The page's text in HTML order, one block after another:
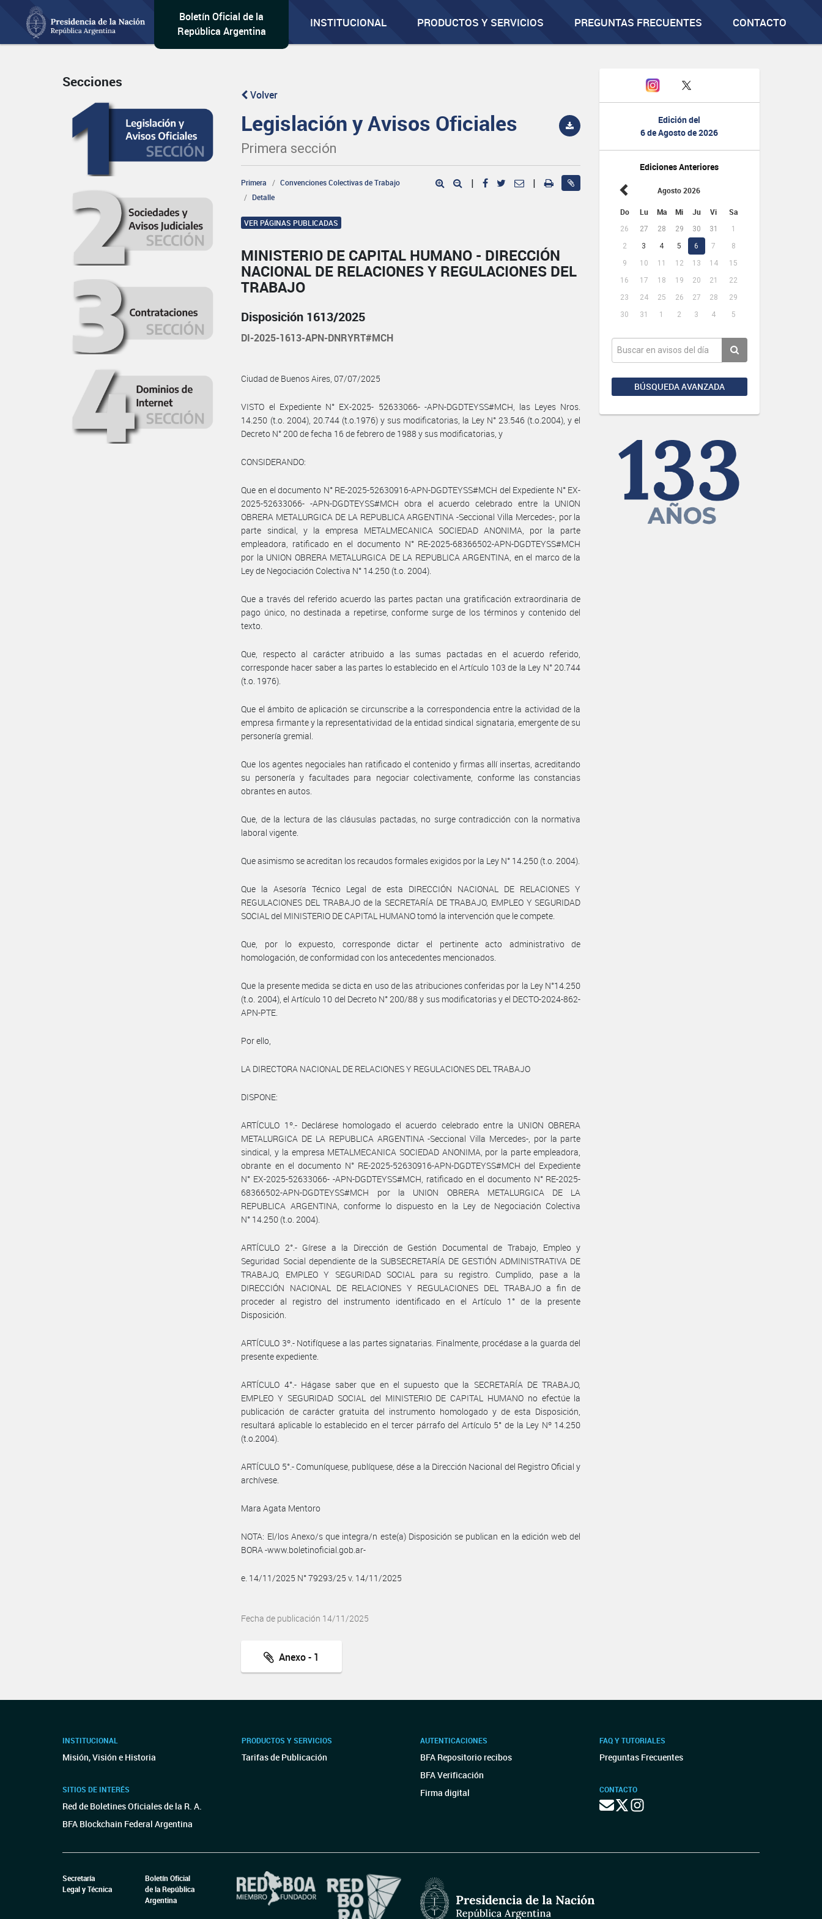
Boletín Oficial de la
República Argentina
INSTITUCIONAL PRODUCTOS Y SERVICIOS PREGUNTAS FRECUENTES CONTACTO
Edición del
6 de Agosto de 2026
Ediciones Anteriores
Agosto 2026
Do Lu Ma Mi Ju Vi Sa
26 27 28 29 30 31
1
2
3 4 5 6 7
8
9
10 11 12 13 14
15
16
17 18 19 20 21
22
23
24 25 26 27 28
29
30
31 1 2 3 4 5
BÚSQUEDA AVANZADA
Secciones
Volver
Legislación y Avisos Oficiales
Primera sección
Primera
Convenciones Colectivas de Trabajo
Detalle
| |
VER PÁGINAS PUBLICADAS
MINISTERIO DE CAPITAL HUMANO - DIRECCIÓN
NACIONAL DE RELACIONES Y REGULACIONES DEL
TRABAJO
Disposición 1613/2025
DI-2025-1613-APN-DNRYRT#MCH
Ciudad de Buenos Aires, 07/07/2025
VISTO el Expediente N° EX-2025- 52633066- -APN-DGDTEYSS#MCH, las Leyes Nros.
14.250 (t.o. 2004), 20.744 (t.o.1976) y sus modificatorias, la Ley N° 23.546 (t.o.2004), y el
Decreto N° 200 de fecha 16 de febrero de 1988 y sus modificatorias, y
CONSIDERANDO:
Que en el documento N° RE-2025-52630916-APN-DGDTEYSS#MCH del Expediente N° EX-
2025-52633066- -APN-DGDTEYSS#MCH obra el acuerdo celebrado entre la UNION
OBRERA METALURGICA DE LA REPUBLICA ARGENTINA -Seccional Villa Mercedes-, por la
parte sindical, y la empresa METALMECANICA SOCIEDAD ANONIMA, por la parte
empleadora, ratificado en el documento N° RE-2025-68366502-APN-DGDTEYSS#MCH
por la UNION OBRERA METALURGICA DE LA REPUBLICA ARGENTINA, en el marco de la
Ley de Negociación Colectiva N° 14.250 (t.o. 2004).
Que a través del referido acuerdo las partes pactan una gratificación extraordinaria de
pago único, no destinada a repetirse, conforme surge de los términos y contenido del
texto.
Que, respecto al carácter atribuido a las sumas pactadas en el acuerdo referido,
corresponde hacer saber a las partes lo establecido en el Artículo 103 de la Ley N° 20.744
(t.o. 1976).
Que el ámbito de aplicación se circunscribe a la correspondencia entre la actividad de la
empresa firmante y la representatividad de la entidad sindical signataria, emergente de su
personería gremial.
Que los agentes negociales han ratificado el contenido y firmas allí insertas, acreditando
su personería y facultades para negociar colectivamente, conforme las constancias
obrantes en autos.
Que, de la lectura de las cláusulas pactadas, no surge contradicción con la normativa
laboral vigente.
Que asimismo se acreditan los recaudos formales exigidos por la Ley N° 14.250 (t.o. 2004).
Que la Asesoría Técnico Legal de esta DIRECCIÓN NACIONAL DE RELACIONES Y
REGULACIONES DEL TRABAJO de la SECRETARÍA DE TRABAJO, EMPLEO Y SEGURIDAD
SOCIAL del MINISTERIO DE CAPITAL HUMANO tomó la intervención que le compete.
Que, por lo expuesto, corresponde dictar el pertinente acto administrativo de
homologación, de conformidad con los antecedentes mencionados.
Que la presente medida se dicta en uso de las atribuciones conferidas por la Ley N°14.250
(t.o. 2004), el Artículo 10 del Decreto N° 200/88 y sus modificatorias y el DECTO-2024-862-
APN-PTE.
Por ello,
LA DIRECTORA NACIONAL DE RELACIONES Y REGULACIONES DEL TRABAJO
DISPONE:
ARTÍCULO 1º.- Declárese homologado el acuerdo celebrado entre la UNION OBRERA
METALURGICA DE LA REPUBLICA ARGENTINA -Seccional Villa Mercedes-, por la parte
sindical, y la empresa METALMECANICA SOCIEDAD ANONIMA, por la parte empleadora,
obrante en el documento N° RE-2025-52630916-APN-DGDTEYSS#MCH del Expediente
N° EX-2025-52633066- -APN-DGDTEYSS#MCH, ratificado en el documento N° RE-2025-
68366502-APN-DGDTEYSS#MCH por la UNION OBRERA METALURGICA DE LA
REPUBLICA ARGENTINA, conforme lo dispuesto en la Ley de Negociación Colectiva
N° 14.250 (t.o. 2004).
ARTÍCULO 2°.- Gírese a la Dirección de Gestión Documental de Trabajo, Empleo y
Seguridad Social dependiente de la SUBSECRETARÍA DE GESTIÓN ADMINISTRATIVA DE
TRABAJO, EMPLEO Y SEGURIDAD SOCIAL para su registro. Cumplido, pase a la
DIRECCIÓN NACIONAL DE RELACIONES Y REGULACIONES DEL TRABAJO a fin de
proceder al registro del instrumento identificado en el Artículo 1° de la presente
Disposición.
ARTÍCULO 3º.- Notifíquese a las partes signatarias. Finalmente, procédase a la guarda del
presente expediente.
ARTÍCULO 4°.- Hágase saber que en el supuesto que la SECRETARÍA DE TRABAJO,
EMPLEO Y SEGURIDAD SOCIAL del MINISTERIO DE CAPITAL HUMANO no efectúe la
publicación de carácter gratuita del instrumento homologado y de esta Disposición,
resultará aplicable lo establecido en el tercer párrafo del Artículo 5° de la Ley Nº 14.250
(t.o.2004).
ARTÍCULO 5°.- Comuníquese, publíquese, dése a la Dirección Nacional del Registro Oficial y
archívese.
Mara Agata Mentoro
NOTA: El/los Anexo/s que integra/n este(a) Disposición se publican en la edición web del
BORA -www.boletinoficial.gob.ar-
e. 14/11/2025 N° 79293/25 v. 14/11/2025
Fecha de publicación 14/11/2025
Anexo - 1
INSTITUCIONAL
Misión, Visión e Historia
SITIOS DE INTERÉS
Red de Boletines Oficiales de la R. A.
BFA Blockchain Federal Argentina
PRODUCTOS Y SERVICIOS
Tarifas de Publicación
AUTENTICACIONES
BFA Repositorio recibos
BFA Verificación
Firma digital
FAQ Y TUTORIALES
Preguntas Frecuentes
CONTACTO
Secretaría
Legal y Técnica
Boletín Oficial
de la República
Argentina